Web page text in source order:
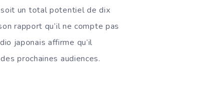
soit un total potentiel de dix
rapport qu’il ne compte pas
japonais affirme qu’il
prochaines audiences.